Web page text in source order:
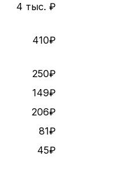
4 тыс. ₽
410₽
250₽
149₽
206₽
81₽
45₽